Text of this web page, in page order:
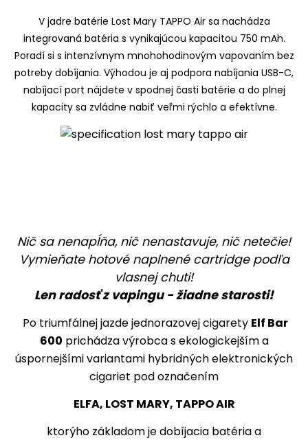
V jadre batérie Lost Mary TAPPO Air sa nachádza
integrovaná batéria s vynikajúcou kapacitou 750 mAh.
Poradí si s intenzívnym mnohohodinovým vapovaním bez
potreby dobíjania. Výhodou je aj podpora nabíjania USB-C,
nabíjací port nájdete v spodnej časti batérie a do plnej
kapacity sa zvládne nabiť veľmi rýchlo a efektívne.
Nič sa nenapĺňa, nič nenastavuje, nič netečie!
Vymieňate hotové naplnené cartridge podľa
vlasnej chuti!
Len radosť z vapingu - žiadne starosti!
Po triumfálnej jazde jednorazovej cigarety Elf Bar
600 prichádza výrobca s ekologickejším a
úspornejšími variantami hybridných elektronických
cigariet pod označením
ELFA, LOST MARY, TAPPO AIR
ktorýho základom je dobíjacia batéria a